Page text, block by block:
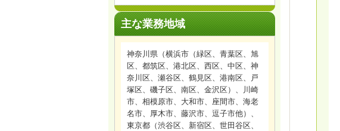
主な業務地域
神奈川県（横浜市（緑区、青葉区、旭
区、都筑区、港北区、西区、中区、神
奈川区、瀬谷区、鶴見区、港南区、戸
塚区、磯子区、南区、金沢区）、川崎
市、相模原市、大和市、座間市、海老
名市、厚木市、藤沢市、逗子市他）、
東京都（渋谷区、新宿区、世田谷区、